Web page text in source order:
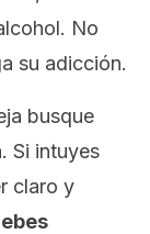
No
su adicción.
busque
Si intuyes
claro y